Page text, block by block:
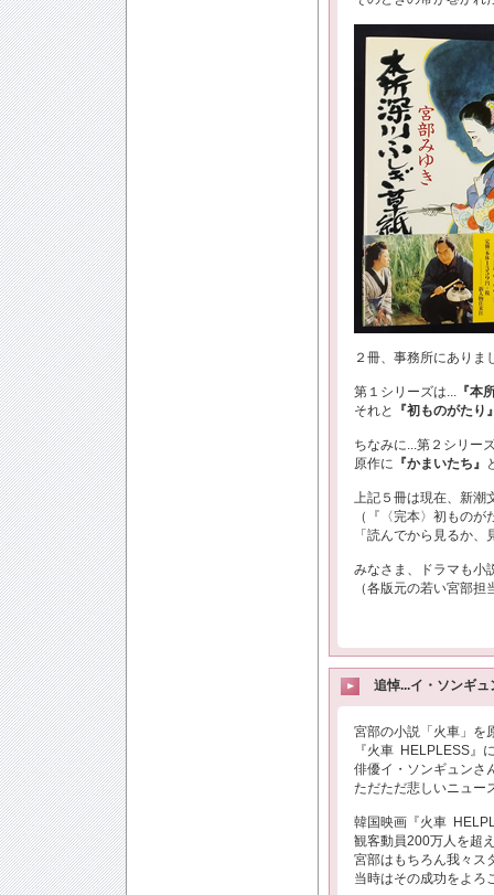
２冊、事務所にありま
第１シリーズは... 『本
それと
『初ものがたり
ちなみに...第２シリー
原作に 『かまいたち』
上記５冊は現在、新潮
（『〈完本〉初もの
「読んでから見るか
みなさま、ドラマも小
（各版元の若い宮部
追悼...イ・ソンギュ
宮部の小説「火車」を
『火車 HELPLESS』
俳優イ・ソンギュンさ
ただただ悲しいニュー
韓国映画『火車
観客動員200万人を超
宮部はもちろん我々ス
当時はその成功をよろ